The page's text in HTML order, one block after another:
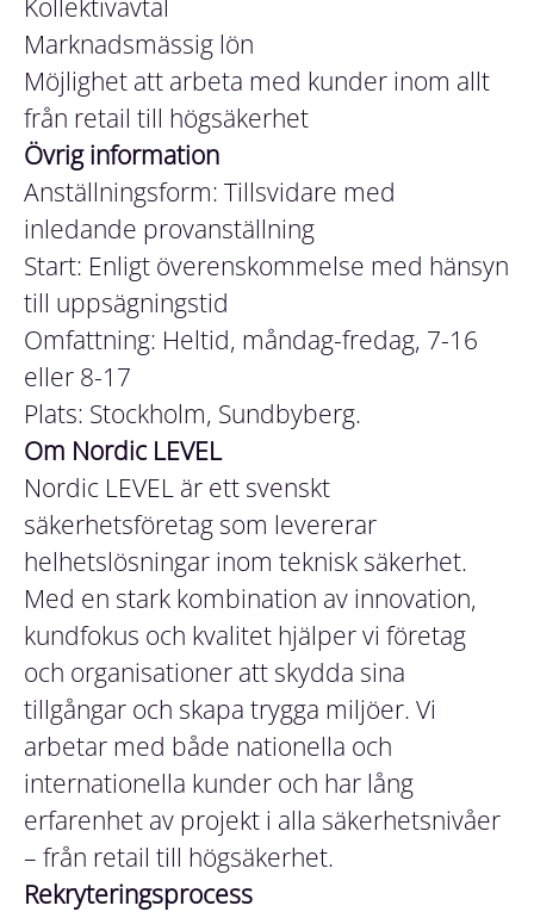
Kollektivavtal
Marknadsmässig lön
Möjlighet att arbeta med kunder inom allt
från retail till högsäkerhet
Övrig information
Anställningsform: Tillsvidare med
inledande provanställning
Start: Enligt överenskommelse med hänsyn
till uppsägningstid
Omfattning: Heltid, måndag-fredag, 7-16
eller 8-17
Plats: Stockholm, Sundbyberg.
Om Nordic LEVEL
Nordic LEVEL är ett svenskt
säkerhetsföretag som levererar
helhetslösningar inom teknisk säkerhet.
Med en stark kombination av innovation,
kundfokus och kvalitet hjälper vi företag
och organisationer att skydda sina
tillgångar och skapa trygga miljöer. Vi
arbetar med både nationella och
internationella kunder och har lång
erfarenhet av projekt i alla säkerhetsnivåer
– från retail till högsäkerhet.
Rekryteringsprocess